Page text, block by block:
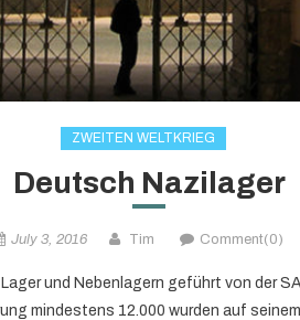
ZWEITEN WELTKRIEG
Deutsch Nazilager
July 3, 2016 Tim Comment(0)
und Nebenlagern geführt von der
mindestens 12.000 wurden auf